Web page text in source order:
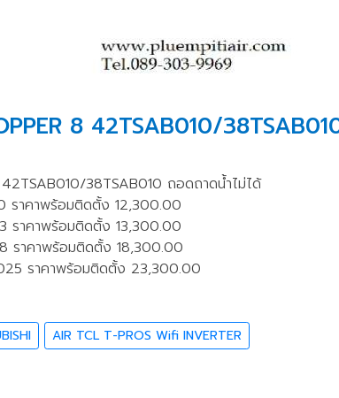
8 42TSAB010/
38TSAB010 ถอดถาดน้ำไม่ได้
ราคาพร้อมติดตั้ง 12,300.00
ราคาพร้อมติดตั้ง 13,300.00
ราคาพร้อมติดตั้ง 18,300.00
ราคาพร้อมติดตั้ง 23,300.00
AIR TCL T-PROS Wifi INVERTER